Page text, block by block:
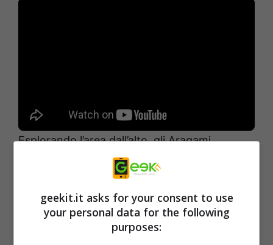
Esplorando l’area dall’alto, gli Aragami
attraverseranno lo scenario usando le ombre
per rimanere nascosti e sfruttando l’ambiente
per sfuggire al combattimento diretto con i
nemici. Nella missione intitolata “Misterioso
incarico”, il giocatore utilizza una vasta
geekit.it asks for your consent to use
your personal data for the following
purposes: